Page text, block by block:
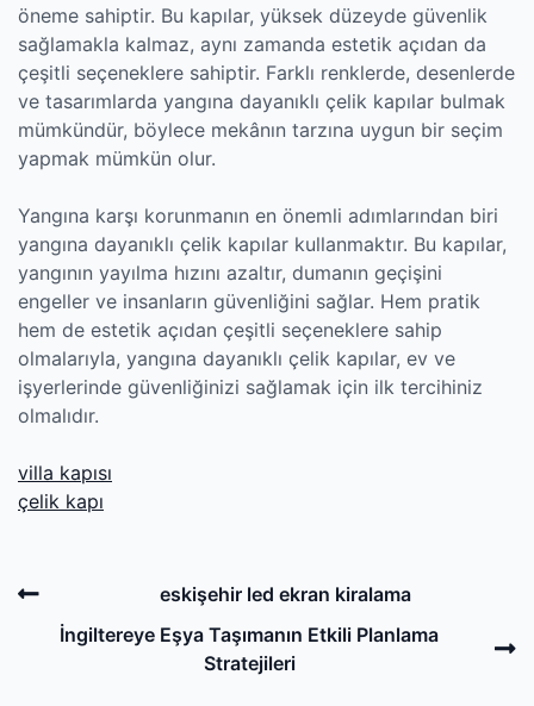
öneme sahiptir. Bu kapılar, yüksek düzeyde güvenlik
sağlamakla kalmaz, aynı zamanda estetik açıdan da
çeşitli seçeneklere sahiptir. Farklı renklerde, desenlerde
ve tasarımlarda yangına dayanıklı çelik kapılar bulmak
mümkündür, böylece mekânın tarzına uygun bir seçim
yapmak mümkün olur.
Yangına karşı korunmanın en önemli adımlarından biri
yangına dayanıklı çelik kapılar kullanmaktır. Bu kapılar,
yangının yayılma hızını azaltır, dumanın geçişini
engeller ve insanların güvenliğini sağlar. Hem pratik
hem de estetik açıdan çeşitli seçeneklere sahip
olmalarıyla, yangına dayanıklı çelik kapılar, ev ve
işyerlerinde güvenliğinizi sağlamak için ilk tercihiniz
olmalıdır.
villa kapısı
çelik kapı
Post
navigation
Previous
eskişehir led ekran kiralama
İngiltereye Eşya Taşımanın Etkili Planlama
Stratejileri